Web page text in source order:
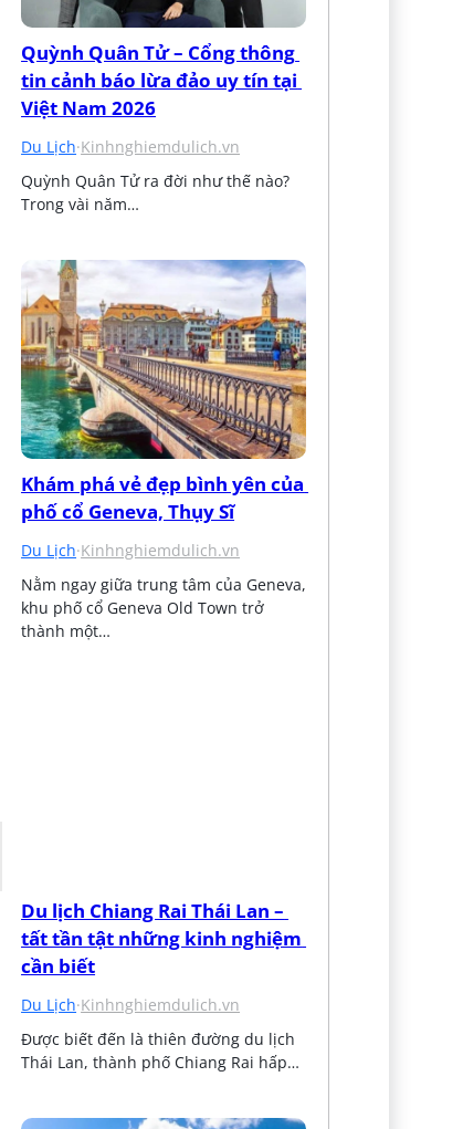
Quỳnh Quân Tử – Cổng thông
tin cảnh báo lừa đảo uy tín tại
Việt Nam 2026
Du Lịch·Kinhnghiemdulich.vn
Quỳnh Quân Tử ra đời như thế nào?
Trong vài năm…
Khám phá vẻ đẹp bình yên của
phố cổ Geneva, Thụy Sĩ
Du Lịch·Kinhnghiemdulich.vn
Nằm ngay giữa trung tâm của Geneva,
khu phố cổ Geneva Old Town trở
thành một…
Du lịch Chiang Rai Thái Lan –
tất tần tật những kinh nghiệm
cần biết
Du Lịch·Kinhnghiemdulich.vn
Được biết đến là thiên đường du lịch
Thái Lan, thành phố Chiang Rai hấp…